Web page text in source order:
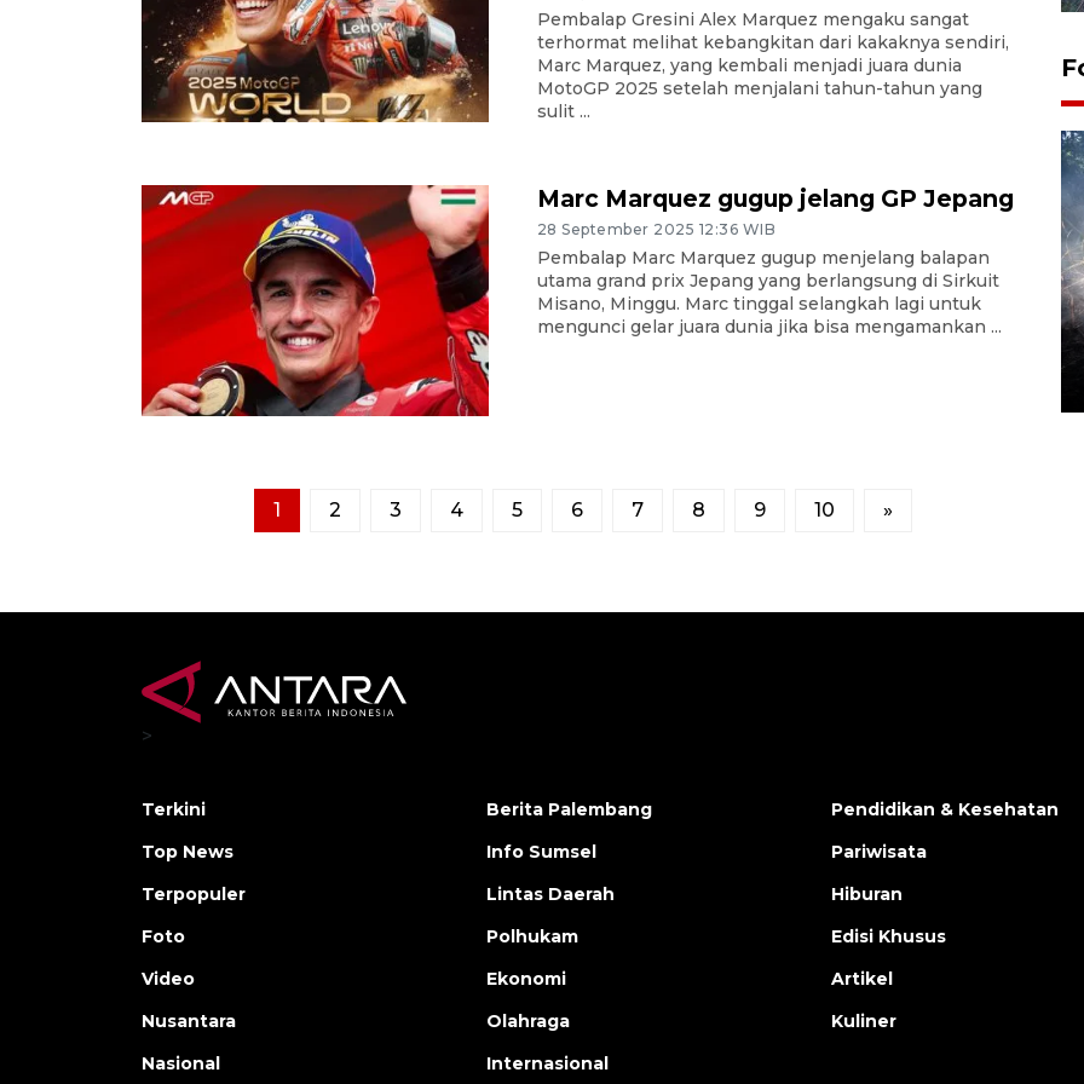
Pembalap Gresini Alex Marquez mengaku sangat
terhormat melihat kebangkitan dari kakaknya sendiri,
Marc Marquez, yang kembali menjadi juara dunia
MotoGP 2025 setelah menjalani tahun-tahun yang
sulit ...
Marc Marquez gugup jelang GP Jepang
28 September 2025 12:36 WIB
Pembalap Marc Marquez gugup menjelang balapan
utama grand prix Jepang yang berlangsung di Sirkuit
Misano, Minggu. Marc tinggal selangkah lagi untuk
mengunci gelar juara dunia jika bisa mengamankan ...
1 2 3 4 5 6 7 8 9 10 »
Alokasi anggaran untuk bibit
>
Terkini
Top News
Terpopuler
Foto
Video
Nusantara
Nasional
Berita Palembang
Info Sumsel
Lintas Daerah
Polhukam
Ekonomi
Olahraga
Internasional
Pendidikan & Kesehatan
Pariwisata
Hiburan
Edisi Khusus
Artikel
Kuliner